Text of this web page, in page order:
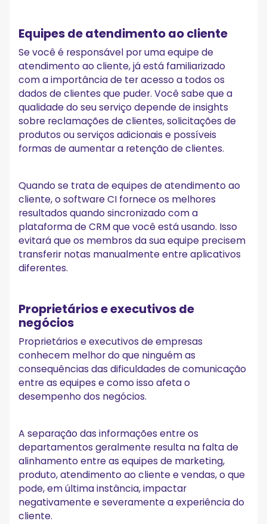
Equipes de atendimento ao cliente
Se você é responsável por uma equipe de
atendimento ao cliente, já está familiarizado
com a importância de ter acesso a todos os
dados de clientes que puder. Você sabe que a
qualidade do seu serviço depende de insights
sobre reclamações de clientes, solicitações de
produtos ou serviços adicionais e possíveis
formas de aumentar a retenção de clientes.
Quando se trata de equipes de atendimento ao
cliente, o software CI fornece os melhores
resultados quando sincronizado com a
plataforma de CRM que você está usando. Isso
evitará que os membros da sua equipe precisem
transferir notas manualmente entre aplicativos
diferentes.
Proprietários e executivos de
negócios
Proprietários e executivos de empresas
conhecem melhor do que ninguém as
consequências das dificuldades de comunicação
entre as equipes e como isso afeta o
desempenho dos negócios.
A separação das informações entre os
departamentos geralmente resulta na falta de
alinhamento entre as equipes de marketing,
produto, atendimento ao cliente e vendas, o que
pode, em última instância, impactar
negativamente e severamente a experiência do
cliente.